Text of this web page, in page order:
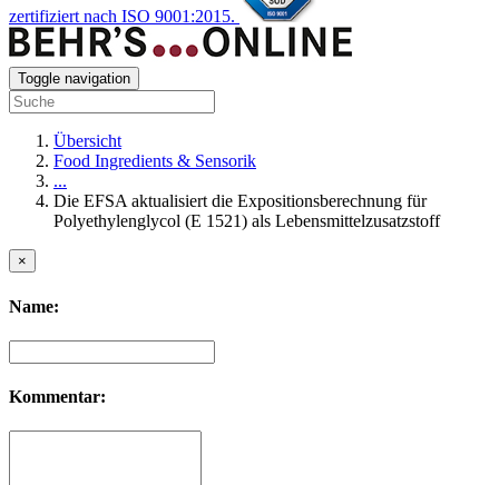
zertifiziert nach ISO 9001:2015.
Toggle navigation
Übersicht
Food Ingredients & Sensorik
...
Die EFSA aktualisiert die Expositionsberechnung für
Polyethylenglycol (E 1521) als Lebensmittelzusatzstoff
×
Name:
Kommentar: